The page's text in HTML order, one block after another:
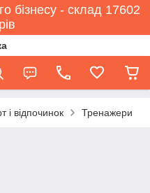
бізнесу - склад 17602
і відпочинок Тренажери